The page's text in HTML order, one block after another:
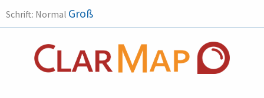
Schrift: Normal Groß